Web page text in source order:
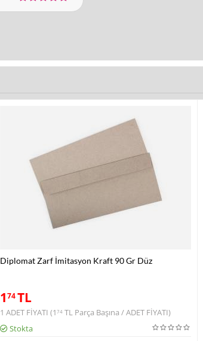
Diplomat Zarf İmitasyon Kraft 90 Gr Düz
174TL
1 ADET FİYATI (1 74TLParça Başına / ADET FİYATI)
Stokta